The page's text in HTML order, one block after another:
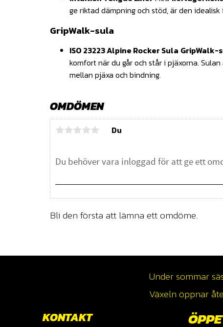
ge riktad dämpning och stöd, är den
GripWalk-sula
ISO 23223 Alpine Rocker Sula GripWalk-
komfort när du går och står i pjäxorna.
mellan pjäxa och bindning.
OMDÖMEN
Du
Bli den första att lämna ett omdöme.
Under sommar
Växeln öppnar
KONTAKT